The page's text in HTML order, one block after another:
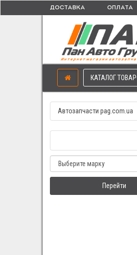
ДОСТАВКА ОПЛАТА
КАТАЛОГ
Автозапчасти pag.com.ua
Перейти